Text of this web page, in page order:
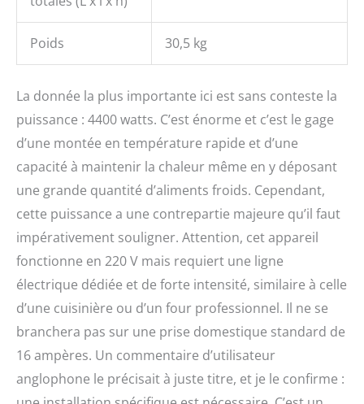
Poids 30,5 kg
La donnée la plus importante ici est sans conteste la
puissance : 4400 watts. C’est énorme et c’est le gage
d’une montée en température rapide et d’une
capacité à maintenir la chaleur même en y déposant
une grande quantité d’aliments froids. Cependant,
cette puissance a une contrepartie majeure qu’il faut
impérativement souligner. Attention, cet appareil
fonctionne en 220 V mais requiert une ligne
électrique dédiée et de forte intensité, similaire à celle
d’une cuisinière ou d’un four professionnel. Il ne se
branchera pas sur une prise domestique standard de
16 ampères. Un commentaire d’utilisateur
anglophone le précisait à juste titre, et je le confirme :